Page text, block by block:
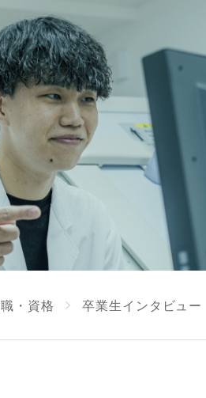
・資格 卒業生インタビュー